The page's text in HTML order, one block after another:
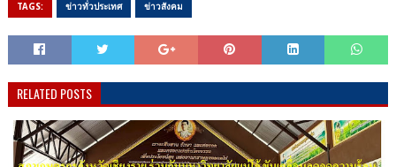
TAGS: ข่าวทั่วประเทศ ข่าวสังคม
RELATED POSTS